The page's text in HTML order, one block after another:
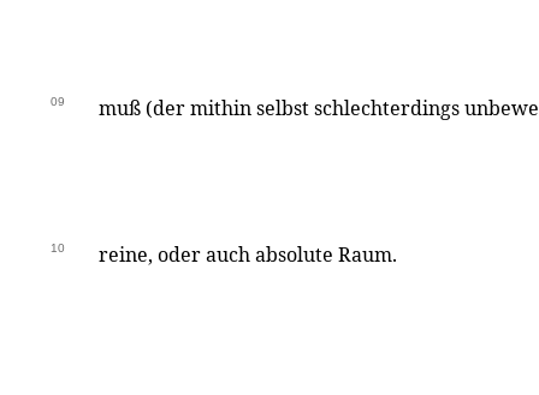
09 muß (der mithin selbst schlechterdings
10 reine, oder auch absolute Raum.